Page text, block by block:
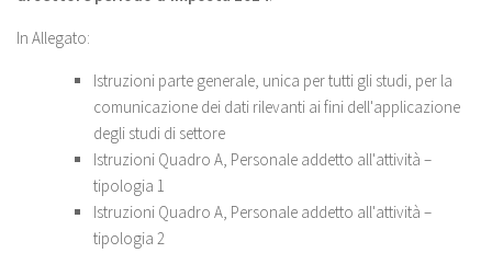
In Allegato:
Istruzioni parte generale, unica per tutti gli studi, per la
comunicazione dei dati rilevanti ai fini dell'applicazione
degli studi di settore
Istruzioni Quadro A, Personale addetto all'attività –
tipologia 1
Istruzioni Quadro A, Personale addetto all'attività –
tipologia 2